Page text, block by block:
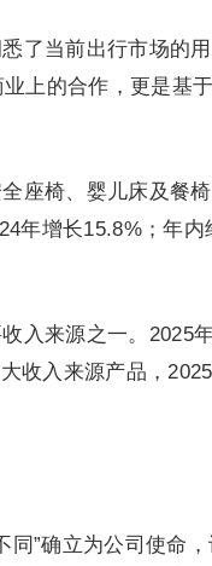
了当前出行市场的
上的合作，更是基
座椅、婴儿床及餐
年增长15.8%；年
入来源之一。2025
收入来源产品，
”确立为公司使命，